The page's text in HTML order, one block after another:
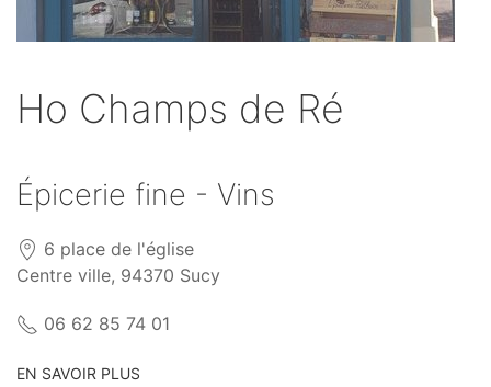
Ho Champs de Ré
Épicerie fine - Vins
6 place de l'église
Centre ville, 94370 Sucy
06 62 85 74 01
EN SAVOIR PLUS